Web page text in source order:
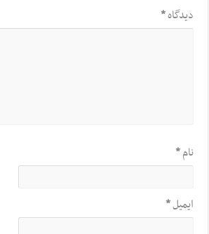
دیدگاه*
نام*
ایمیل*